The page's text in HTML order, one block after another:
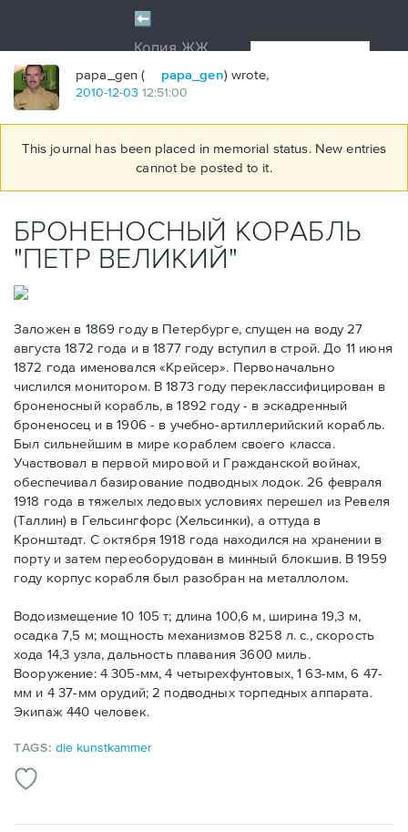
papa_gen ( papa_gen) wrote,
2010-12-03 12:51:00
This journal has been placed in memorial status. New entries
cannot be posted to it.
БРОНЕНОСНЫЙ КОРАБЛЬ
"ПЕТР ВЕЛИКИЙ"
Заложен в 1869 году в Петербурге, спущен на воду 27
августа 1872 года и в 1877 году вступил в строй. До 11 июня
1872 года именовался «Крейсер». Первоначально
числился монитором. В 1873 году переклассифицирован в
броненосный корабль, в 1892 году - в эскадренный
броненосец и в 1906 - в учебно-артиллерийский корабль.
Был сильнейшим в мире кораблем своего класса.
Участвовал в первой мировой и Гражданской войнах,
обеспечивал базирование подводных лодок. 26 февраля
1918 года в тяжелых ледовых условиях перешел из Ревеля
(Таллин) в Гельсингфорс (Хельсинки), а оттуда в
Кронштадт. С октября 1918 года находился на хранении в
порту и затем переоборудован в минный блокшив. В 1959
году корпус корабля был разобран на металлолом.
Водоизмещение 10 105 т; длина 100,6 м, ширина 19,3 м,
осадка 7,5 м; мощность механизмов 8258 л. с., скорость
хода 14,3 узла, дальность плавания 3600 миль.
Вооружение: 4 305-мм, 4 четырехфунтовых, 1 63-мм, 6 47-
мм и 4 37-мм орудий; 2 подводных торпедных аппарата.
Экипаж 440 человек.
TAGS:die kunstkammer